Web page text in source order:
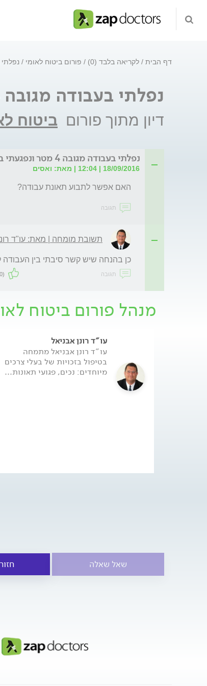
דף הבית לקריאה בלבד (0) פורום ביטוח לאומי נפלתי
נפלתי בעבודה מגובה 4 מטר ונפגעתי בגב
דיון מתוך פורום ביטוח
נפלתי בעבודה מגובה 4 מטר ונפגעתי בגב
18/09/2016 | 12:04 | מאת: ואסים
האם אפשר לתבוע תאונת עבודה?
תגובה
תשובת מומחה | מאת: עו"ד
כן בהנחה שיש קשר סיבתי בין העבודה
תגובה (0)
מנהל פורום ביטוח
עו"ד רונן אבניאל
עו"ד רונן אבניאל מתמחה
בטיפול בזכויות של בעלי צרכים
מיוחדים: נכים, פגועי תאונות...
שאל שאלה